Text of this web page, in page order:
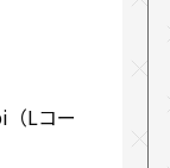
Lコー